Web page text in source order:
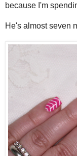
because I'm
He's almost seven